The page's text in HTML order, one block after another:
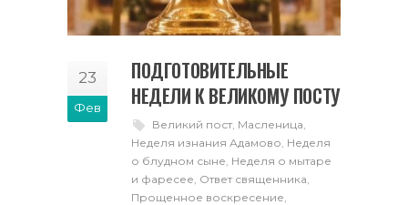
23
Фев
ПОДГОТОВИТЕЛЬНЫЕ
НЕДЕЛИ К ВЕЛИКОМУ ПОСТУ
Великий пост, Масленица
Неделя изнания Адамово Неделя
о блудном сыне Неделя о мытаре
и фаресее Ответ священника
Прощенное воскресение